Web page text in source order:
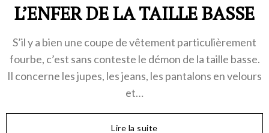
L’ENFER DE LA TAILLE BASSE
S’il y a bien une coupe de vêtement particulièrement
fourbe, c’est sans conteste le démon de la taille basse.
Il concerne les jupes, les jeans, les pantalons en velours
et…
Lire la suite